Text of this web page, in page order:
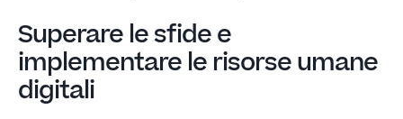
Superare le sfide e
implementare le risorse umane
digitali